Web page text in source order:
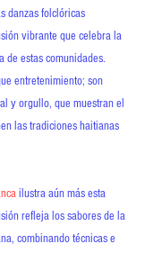
danzas folclóricas
vibrante que celebra la
de estas comunidades.
entretenimiento; son
y orgullo, que muestran el
las tradiciones haitianas
ilustra aún más esta
refleja los sabores de la
combinando técnicas e